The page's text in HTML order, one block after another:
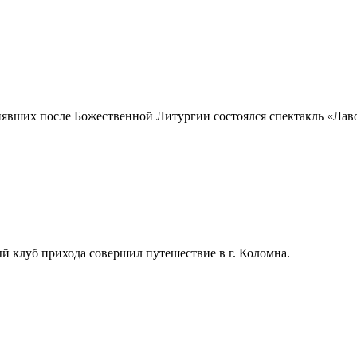
после Божественной Литургии состоялся спектакль
прихода совершил путешествие в г. Коломна.